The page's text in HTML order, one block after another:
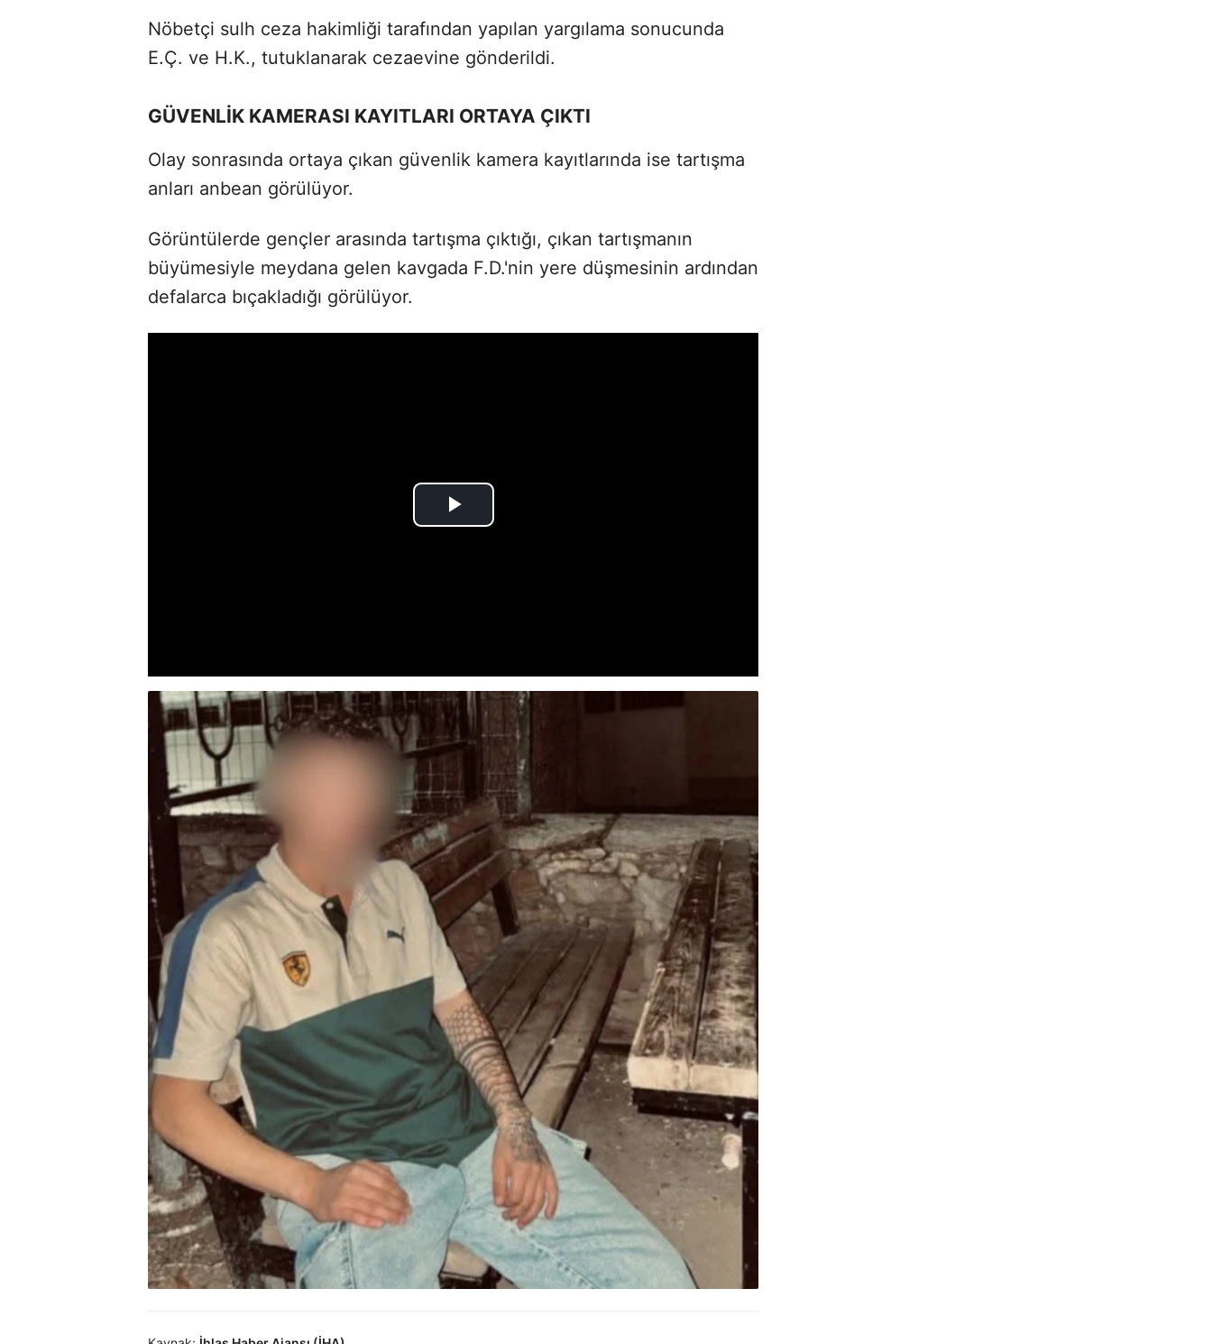
Nöbetçi sulh ceza hakimliği tarafından yapılan yargılama sonucunda
E.Ç. ve H.K., tutuklanarak cezaevine gönderildi.
GÜVENLİK KAMERASI KAYITLARI ORTAYA ÇIKTI
Olay sonrasında ortaya çıkan güvenlik kamera kayıtlarında ise tartışma
anları anbean görülüyor.
Görüntülerde gençler arasında tartışma çıktığı, çıkan tartışmanın
büyümesiyle meydana gelen kavgada F.D.'nin yere düşmesinin ardından
defalarca bıçakladığı görülüyor.